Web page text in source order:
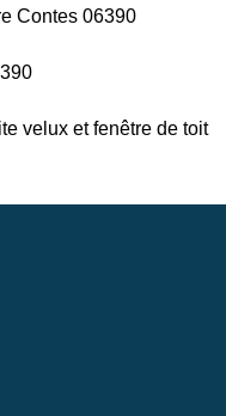
Contes 06390
velux et fenêtre de toit